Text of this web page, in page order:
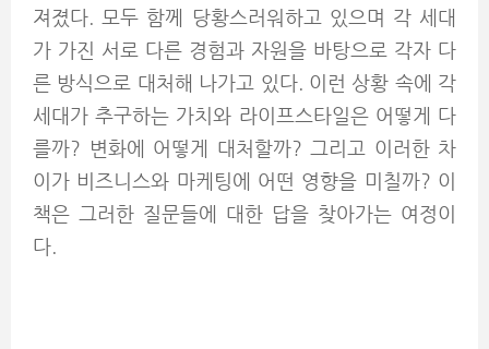
져졌다. 모두 함께 당황스러워하고 있으며 각 세대
가 가진 서로 다른 경험과 자원을 바탕으로 각자 다
른 방식으로 대처해 나가고 있다. 이런 상황 속에 각
세대가 추구하는 가치와 라이프스타일은 어떻게 다
를까? 변화에 어떻게 대처할까? 그리고 이러한 차
이가 비즈니스와 마케팅에 어떤 영향을 미칠까? 이
책은 그러한 질문들에 대한 답을 찾아가는 여정이
다.